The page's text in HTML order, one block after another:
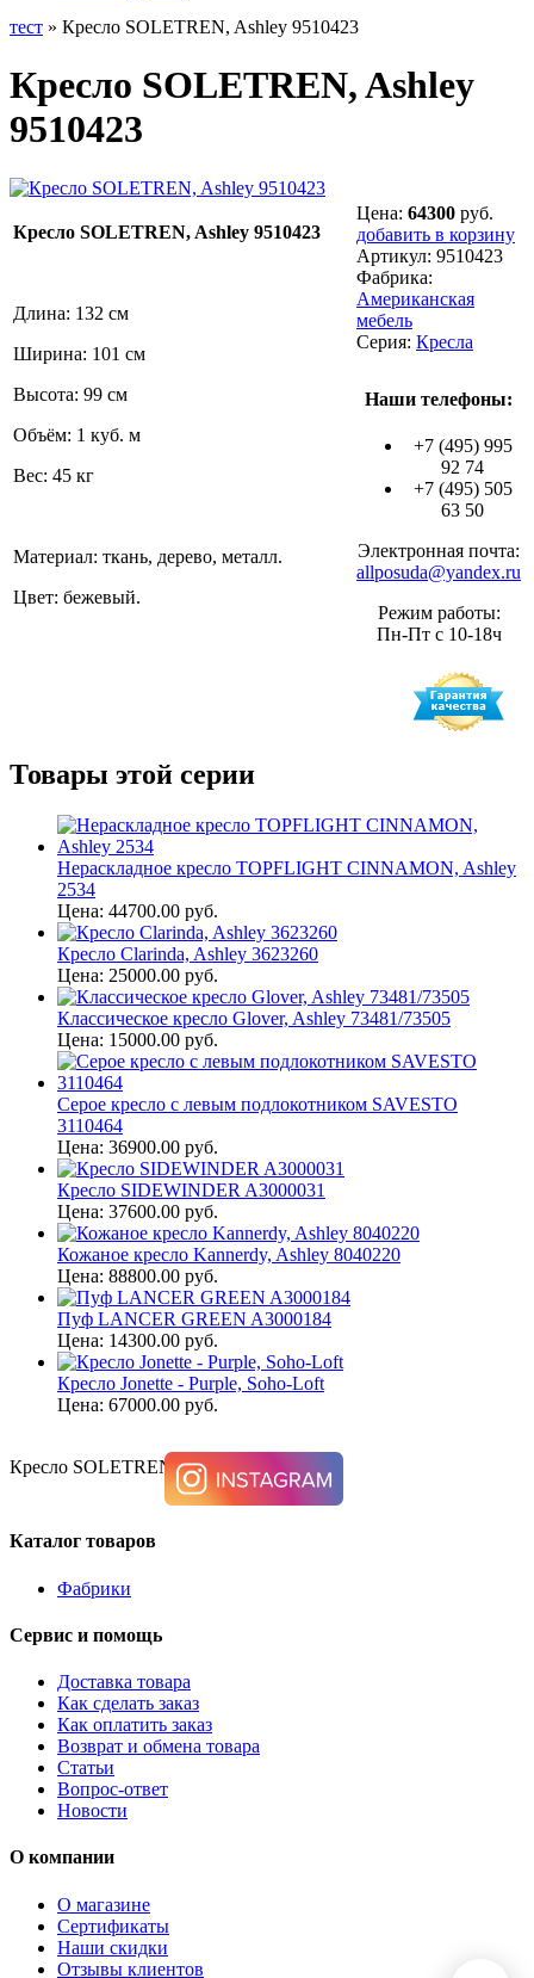
тест » Кресло SOLETREN, Ashley 9510423
Кресло SOLETREN, Ashley
9510423
Кресло SOLETREN, Ashley 9510423
Длина: 132 см
Ширина: 101 см
Высота: 99 см
Объём: 1 куб. м
Вес: 45 кг
Материал: ткань, дерево, металл.
Цвет: бежевый.
Цена: 64300 руб.
добавить в корзину
Артикул: 9510423
Фабрика:
Американская
мебель
Серия: Кресла
Наши телефоны:
+7 (495) 995
92 74
+7 (495) 505
63 50
Электронная почта:
allposuda@yandex.ru
Режим работы:
Пн-Пт с 10-18ч
Товары этой серии
Нераскладное кресло TOPFLIGHT CINNAMON, Ashley
2534
Цена: 44700.00 руб.
Кресло Clarinda, Ashley 3623260
Цена: 25000.00 руб.
Классическое кресло Glover, Ashley 73481/73505
Цена: 15000.00 руб.
Серое кресло с левым подлокотником SAVESTO
3110464
Цена: 36900.00 руб.
Кресло SIDEWINDER A3000031
Цена: 37600.00 руб.
Кожаное кресло Kannerdy, Ashley 8040220
Цена: 88800.00 руб.
Пуф LANCER GREEN A3000184
Цена: 14300.00 руб.
Кресло Jonette - Purple, Soho-Loft
Цена: 67000.00 руб.
Кресло SOLETREN, Ashley 9510423
Каталог товаров
Фабрики
Сервис и помощь
Доставка товара
Как сделать заказ
Как оплатить заказ
Возврат и обмена товара
Статьи
Вопрос-ответ
Новости
О компании
О магазине
Сертификаты
Наши скидки
Отзывы клиентов